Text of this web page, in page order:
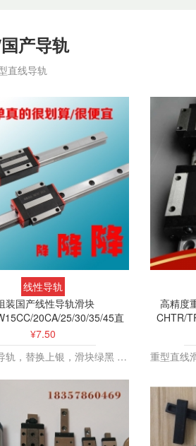
产导轨
直线导轨
线性导轨
装国产线性导轨滑块
20CA/25/30/35/45直
线滑轨轨道
¥7.50
国产线性导轨，替换上银，滑块绿黑 绿灰，红黑 全黑可选
高精度
CHTR/